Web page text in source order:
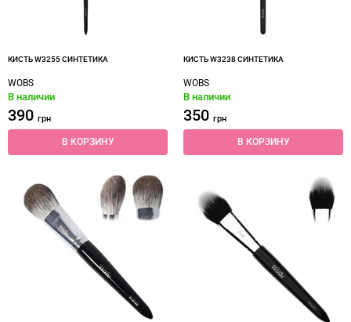
КИСТЬ W3255 СИНТЕТИКА
WOBS
В наличии
390 грн
В КОРЗИНУ
КИСТЬ W3238 СИНТЕТИКА
WOBS
В наличии
350 грн
В КОРЗИНУ